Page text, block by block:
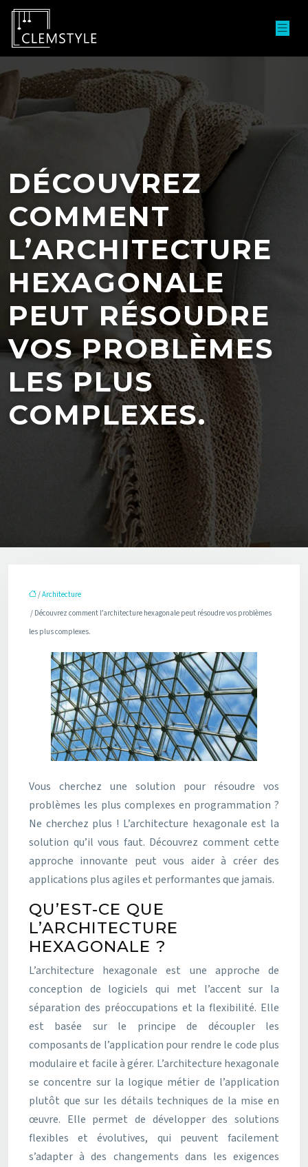
DÉCOUVREZ
COMMENT
L’ARCHITECTURE
HEXAGONALE
PEUT RÉSOUDRE
VOS PROBLÈMES
LES PLUS
COMPLEXES.
/Architecture
/ Découvrez comment l’architecture hexagonale peut résoudre vos problèmes
les plus complexes.
Vous cherchez une solution pour résoudre vos
problèmes les plus complexes en programmation ?
Ne cherchez plus ! L’architecture hexagonale est la
solution qu’il vous faut. Découvrez comment cette
approche innovante peut vous aider à créer des
applications plus agiles et performantes que jamais.
QU’EST-CE QUE
L’ARCHITECTURE
HEXAGONALE ?
L’architecture hexagonale est une approche de
conception de logiciels qui met l’accent sur la
séparation des préoccupations et la flexibilité. Elle
est basée sur le principe de découpler les
composants de l’application pour rendre le code plus
modulaire et facile à gérer. L’architecture hexagonale
se concentre sur la logique métier de l’application
plutôt que sur les détails techniques de la mise en
œuvre. Elle permet de développer des solutions
flexibles et évolutives, qui peuvent facilement
s’adapter à des changements dans les exigences